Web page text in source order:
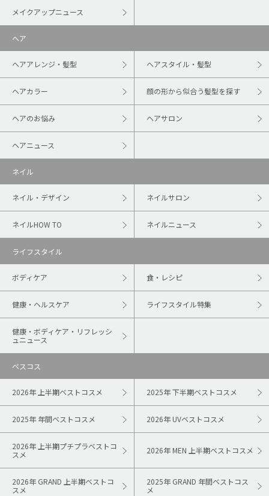
メイクアップニュース
ヘア
ヘアアレンジ・髪型 ヘアスタイル・髪型
ヘアカラー 顔の形から似合う髪型を探す
ヘアのお悩み ヘアサロン
ヘアニュース
ネイル
ネイル・デザイン ネイルサロン
ネイルHOW TO ネイルニュース
ライフスタイル
ボディケア 食・レシピ
健康・ヘルスケア ライフスタイル特集
健康・ボディケア・リフレッシ
ュニュース
ベスコス
2026年 上半期ベストコスメ 2025年 下半期ベストコスメ
2025年 年間ベストコスメ 2026年 UVベストコスメ
2026年 上半期プチプラベストコ
スメ
2026年 MEN 上半期ベストコスメ
2026年 GRAND 上半期ベストコ
スメ
2025年 GRAND 年間ベストコス
メ